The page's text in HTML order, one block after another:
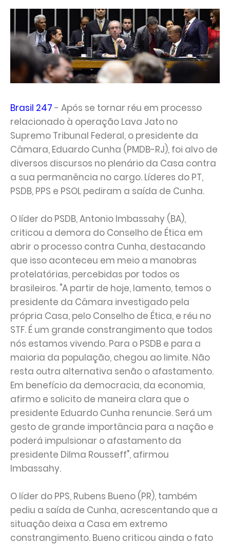
Brasil 247 - Após se tornar réu em processo
relacionado à operação Lava Jato no
Supremo Tribunal Federal, o presidente da
Câmara, Eduardo Cunha (PMDB-RJ), foi alvo de
diversos discursos no plenário da Casa contra
a sua permanência no cargo. Líderes do PT,
PSDB, PPS e PSOL pediram a saída de Cunha.
O líder do PSDB, Antonio Imbassahy (BA),
criticou a demora do Conselho de Ética em
abrir o processo contra Cunha, destacando
que isso aconteceu em meio a manobras
protelatórias, percebidas por todos os
brasileiros. "A partir de hoje, lamento, temos o
presidente da Câmara investigado pela
própria Casa, pelo Conselho de Ética, e réu no
STF. É um grande constrangimento que todos
nós estamos vivendo. Para o PSDB e para a
maioria da população, chegou ao limite. Não
resta outra alternativa senão o afastamento.
Em benefício da democracia, da economia,
afirmo e solicito de maneira clara que o
presidente Eduardo Cunha renuncie. Será um
gesto de grande importância para a nação e
poderá impulsionar o afastamento da
presidente Dilma Rousseff", afirmou
Imbassahy.
O líder do PPS, Rubens Bueno (PR), também
pediu a saída de Cunha, acrescentando que a
situação deixa a Casa em extremo
constrangimento. Bueno criticou ainda o fato